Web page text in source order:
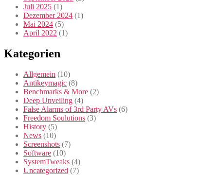
Juli 2025 (1)
Dezember 2024 (1)
Mai 2024 (5)
April 2022 (1)
Kategorien
Allgemein (10)
Antikeymagic (8)
Benchmarks & More (2)
Deep Unveiling (4)
False Alarms of 3rd Party AVs (6)
Freedom Soulutions (3)
History (5)
News (10)
Screenshots (7)
Software (10)
SystemTweaks (4)
Uncategorized (7)